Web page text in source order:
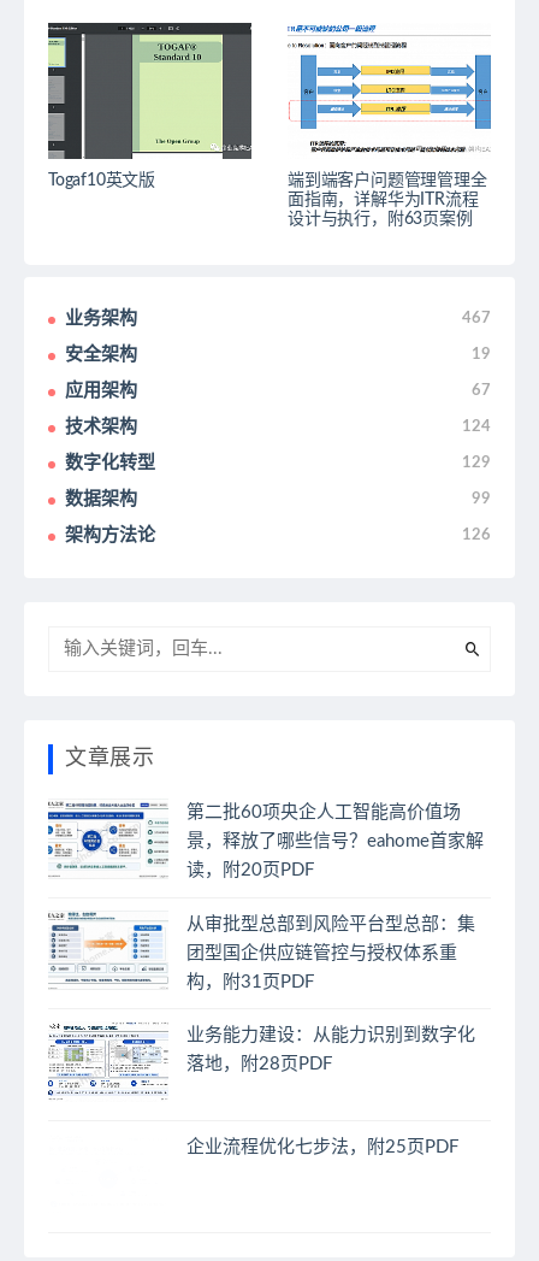
Togaf10英文版
端到端客户问题管理管理全
面指南，详解华为ITR流程
设计与执行，附63页案例
业务架构 467
安全架构 19
应用架构 67
技术架构 124
数字化转型 129
数据架构 99
架构方法论 126
文章展示
第二批60项央企人工智能高价值场
景，释放了哪些信号？eahome首家解
读，附20页PDF
从审批型总部到风险平台型总部：集
团型国企供应链管控与授权体系重
构，附31页PDF
业务能力建设：从能力识别到数字化
落地，附28页PDF
企业流程优化七步法，附25页PDF